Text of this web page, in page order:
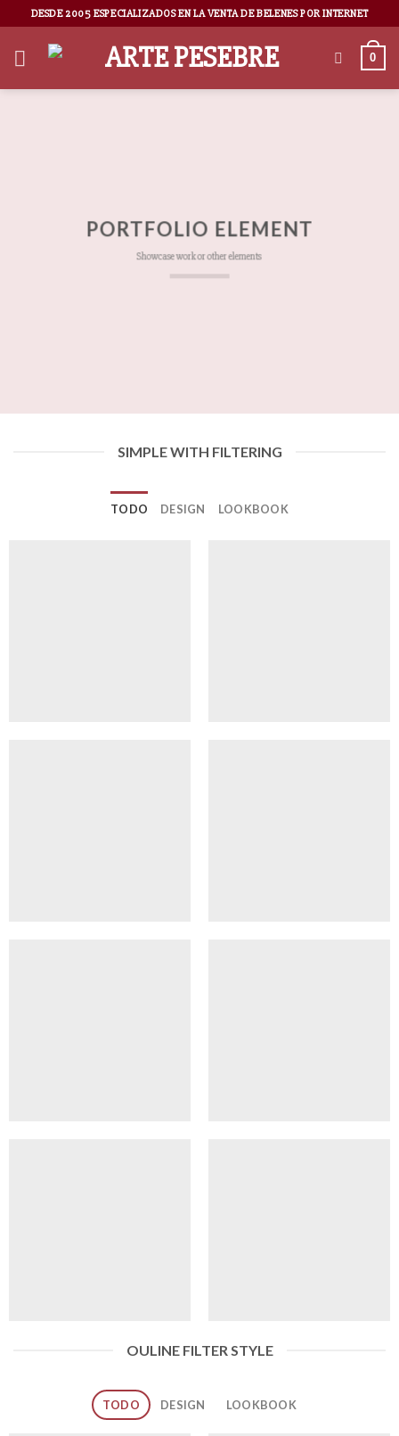
DESDE 2005 ESPECIALIZADOS EN LA VENTA DE BELENES POR INTERNET
0
PORTFOLIO ELEMENT
Showcase work or other elements
SIMPLE WITH FILTERING
TODO DESIGN LOOKBOOK
OULINE FILTER STYLE
TODO DESIGN LOOKBOOK